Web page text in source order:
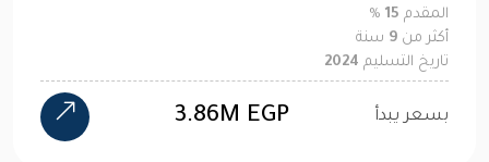
المقدم 15
%
أكثر من 9 سنة
تاريخ التسليم 2024
بسعر يبدأ 3.86M EGP